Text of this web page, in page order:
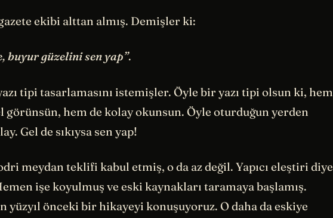
ekibi alttan almış. Demişler ki:
buyur güzelini sen yap”.
tipi tasarlamasını istemişler. Öyle bir yazı tipi olsun ki, hem
görünsün, hem de kolay okunsun. Öyle oturduğun yerden
Gel de sıkıysa sen yap!
meydan teklifi kabul etmiş, o da az değil. Yapıcı eleştiri diye
işe koyulmuş ve eski kaynakları taramaya başlamış.
yüzyıl önceki bir hikayeyi konuşuyoruz. O daha da eskiye